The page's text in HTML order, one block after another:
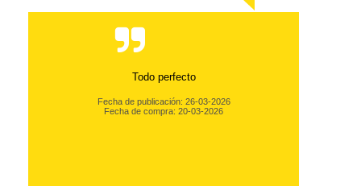
Todo perfecto
Fecha de publicación: 26-03-2026
Fecha de compra: 20-03-2026